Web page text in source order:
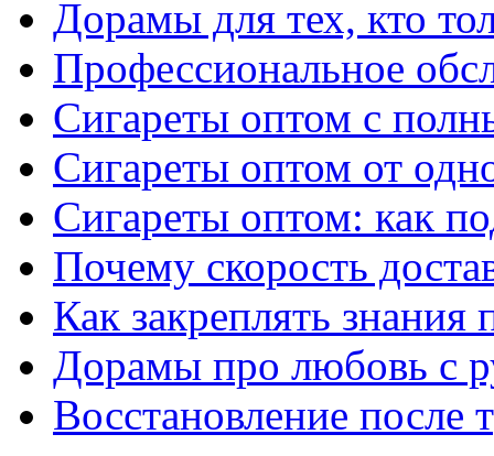
Дорамы для тех, кто
Профессиональное
Сигареты оптом с
Сигареты оптом от
Сигареты оптом: как
Почему скорость
Как закреплять знания
Дорамы про любовь с
Восстановление после